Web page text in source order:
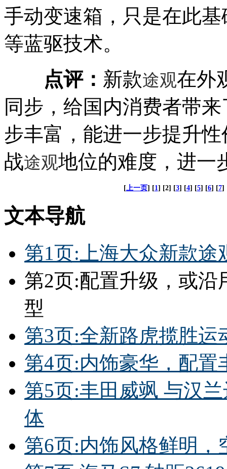
手动变速箱，只是在此
等蓝驱技术。
点评： 新款途观在外
同步，给国内消费者带
步丰富，能进一步提升
战途观地位的难度，进一
[上一页] [1] [2] [3] [4] [5] [6] [7]
文本导航
第1页:上海大众新款
第2页:配置升级，或
型
第3页:全新路虎揽胜运
第4页:内饰豪华，配置
第5页:丰田威飒 与汉
体
第6页:内饰风格鲜明，